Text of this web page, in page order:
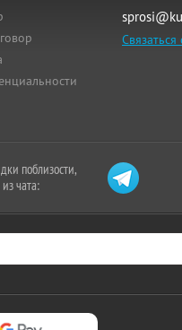
поблизости,
чата: